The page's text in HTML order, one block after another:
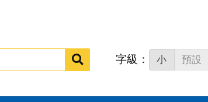
搜
字級： 小 預設